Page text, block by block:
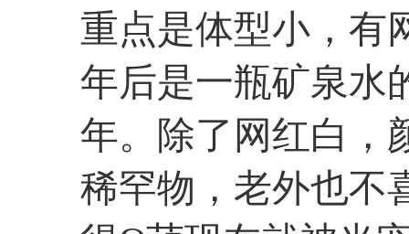
重点是体型小，有
年后是一瓶矿泉水
年。除了网红白，
稀罕物，老外也不